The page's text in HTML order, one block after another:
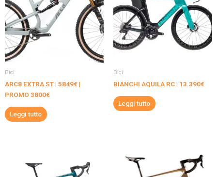
Bici
ARC8 EXTRA ST | 5849€ |
PROMO 3800€
Leggi tutto
Bici
BIANCHI AQUILA RC | 13.390€
Leggi tutto